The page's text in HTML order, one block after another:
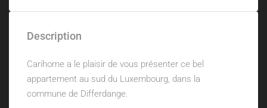
Description
Carihome a le plaisir de vous présenter ce bel
appartement au sud du Luxembourg, dans la
commune de Differdange.